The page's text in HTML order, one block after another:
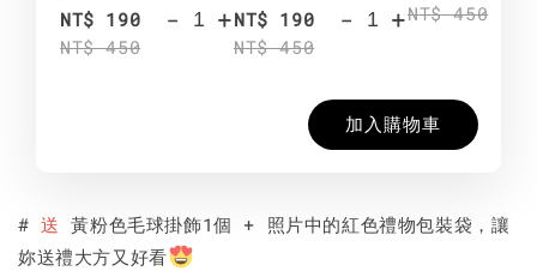
NT$ 190
NT$ 450
- +NT$ 190
NT$ 450
- +NT$ 450
加入購物車
#送 黃粉色毛球掛飾1個 + 照片中的紅色禮物包裝袋，讓
妳送禮大方又好看